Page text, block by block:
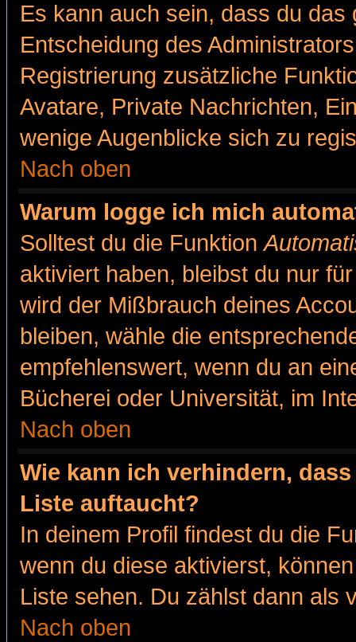
Es kann auch sein, dass du
Entscheidung des
Registrierung zusätzliche
Avatare, Private Nachrichten,
wenige Augenblicke sich zu
Nach oben
Warum logge ich mich
Solltest du die Funktion
aktiviert haben, bleibst du nur
wird der Mißbrauch deines
bleiben, wähle die
empfehlenswert, wenn du an
Bücherei oder Universität, im
Nach oben
Wie kann ich verhindern,
Liste auftaucht?
In deinem Profil findest du die
wenn du diese aktivierst,
Liste sehen. Du zählst dann als
Nach oben